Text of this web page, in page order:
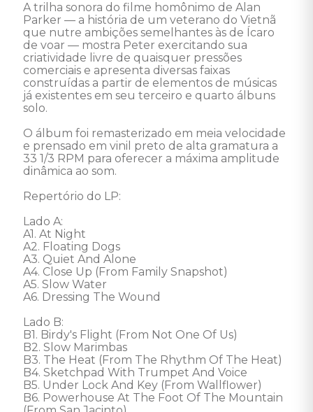
A trilha sonora do filme homônimo de Alan
Parker — a história de um veterano do Vietnã
que nutre ambições semelhantes às de Ícaro
de voar — mostra Peter exercitando sua
criatividade livre de quaisquer pressões
comerciais e apresenta diversas faixas
construídas a partir de elementos de músicas
já existentes em seu terceiro e quarto álbuns
solo.
O álbum foi remasterizado em meia velocidade
e prensado em vinil preto de alta gramatura a
33 1/3 RPM para oferecer a máxima amplitude
dinâmica ao som.
Repertório do LP:
Lado A:
A1. At Night
A2. Floating Dogs
A3. Quiet And Alone
A4. Close Up (From Family Snapshot)
A5. Slow Water
A6. Dressing The Wound
Lado B:
B1. Birdy's Flight (From Not One Of Us)
B2. Slow Marimbas
B3. The Heat (From The Rhythm Of The Heat)
B4. Sketchpad With Trumpet And Voice
B5. Under Lock And Key (From Wallflower)
B6. Powerhouse At The Foot Of The Mountain